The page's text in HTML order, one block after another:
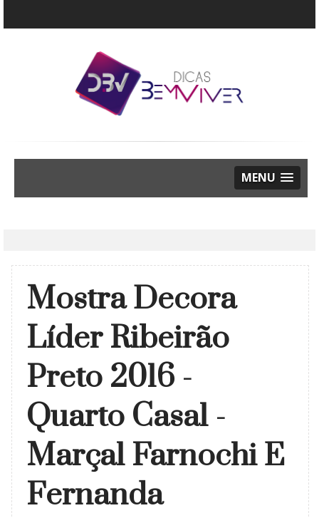
MENU
Mostra Decora
Líder Ribeirão
Preto 2016 -
Quarto Casal -
Marçal Farnochi E
Fernanda